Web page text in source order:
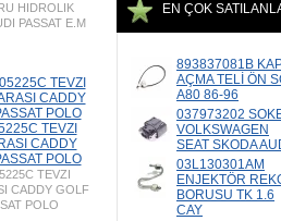
EN ÇOK
893837081B
AÇMA TELİ ÖN
A80 86-96
037973202
VOLKSWAGEN
SEAT SKODA
03L130301AM
ENJEKTÖR
BORUSU TK 1.6
CAY
HIDROLIK
PASSAT E.M
TEVZI
CADDY
POLO
TEVZI
CADDY GOLF
POLO